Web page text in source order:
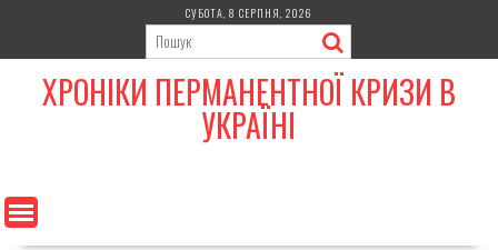
content
СУБОТА, 8 СЕРПНЯ, 2026
ХРОНІКИ ПЕРМАНЕНТНОЇ КРИЗИ В
УКРАЇНІ